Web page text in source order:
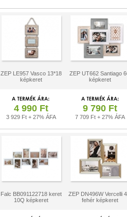
ZEP LE957 Vasco 13*18
képkeret
ZEP UT662 Santiago
képkeret
4 990 Ft
3 929 Ft + 27% ÁFA
9 790 Ft
7 709 Ft + 27% ÁFA
Falc BB091122718 keret
10Q képkeret
ZEP DN496W Vercelli
fehér képkeret